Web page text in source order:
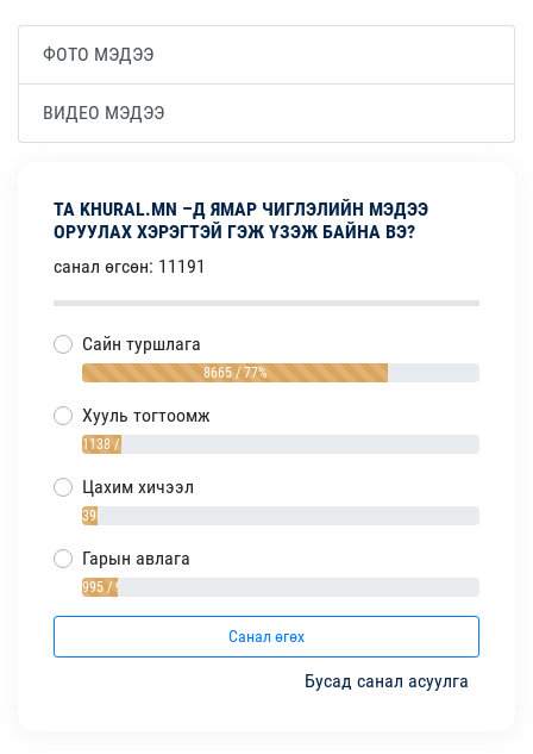
ФОТО МЭДЭЭ
ВИДЕО МЭДЭЭ
ТА KHURAL.MN –Д ЯМАР ЧИГЛЭЛИЙН МЭДЭЭ
ОРУУЛАХ ХЭРЭГТЭЙ ГЭЖ ҮЗЭЖ БАЙНА ВЭ?
санал өгсөн: 11191
Сайн туршлага
8665 / 77%
Хууль тогтоомж
1138 / 10%
Цахим хичээл
393 / 4%
Гарын авлага
995 / 9%
Санал өгөх
Бусад санал асуулга